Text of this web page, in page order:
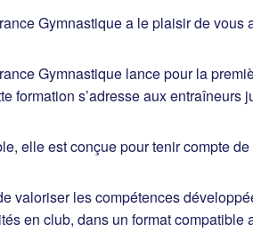
Gymnastique a le plaisir de
Gymnastique lance pour la
formation s’adresse aux
elle est conçue pour tenir compte
valoriser les compétences
en club, dans un format compatible